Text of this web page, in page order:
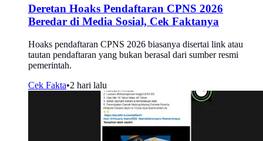
Deretan Hoaks Pendaftaran CPNS 2026
Beredar di Media Sosial, Cek Faktanya
Hoaks pendaftaran CPNS 2026 biasanya disertai link atau
tautan pendaftaran yang bukan berasal dari sumber resmi
pemerintah.
Cek Fakta•2 hari lalu